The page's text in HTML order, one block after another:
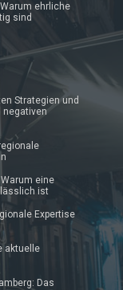
ehrliche
sind
Strategien und
negativen
eine
ist
Expertise
aktuelle
Das